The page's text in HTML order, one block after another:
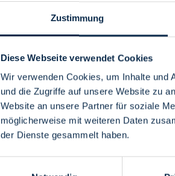
Zustimmung
Diese Webseite verwendet Cookies
Wir verwenden Cookies, um Inhalte und
und die Zugriffe auf unsere Website zu
Website an unsere Partner für soziale
möglicherweise mit weiteren Daten
der Dienste gesammelt haben.